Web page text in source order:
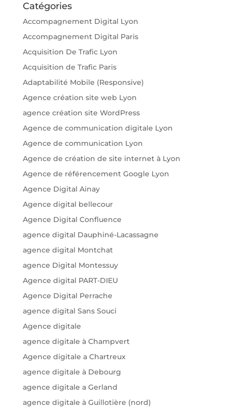
Catégories
Accompagnement Digital Lyon
Accompagnement Digital Paris
Acquisition De Trafic Lyon
Acquisition de Trafic Paris
Adaptabilité Mobile (Responsive)
Agence création site web Lyon
agence création site WordPress
Agence de communication digitale Lyon
Agence de communication Lyon
Agence de création de site internet à Lyon
Agence de référencement Google Lyon
Agence Digital Ainay
Agence digital bellecour
Agence Digital Confluence
agence digital Dauphiné-Lacassagne
agence digital Montchat
agence Digital Montessuy
Agence digital PART-DIEU
Agence Digital Perrache
agence digital Sans Souci
Agence digitale
agence digitale à Champvert
Agence digitale a Chartreux
agence digitale à Debourg
agence digitale a Gerland
agence digitale à Guillotière (nord)